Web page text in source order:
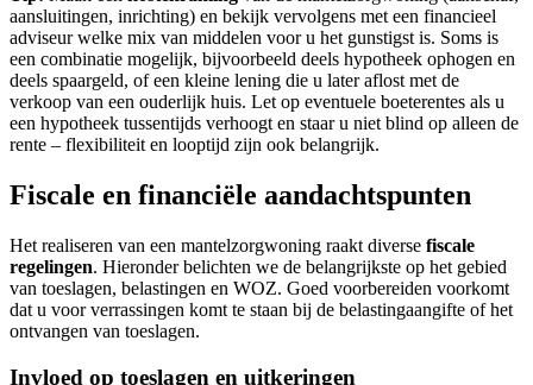
aansluitingen, inrichting) en bekijk vervolgens met een financieel
adviseur welke mix van middelen voor u het gunstigst is. Soms is
een combinatie mogelijk, bijvoorbeeld deels hypotheek ophogen en
deels spaargeld, of een kleine lening die u later aflost met de
verkoop van een ouderlijk huis. Let op eventuele boeterentes als u
een hypotheek tussentijds verhoogt en staar u niet blind op alleen de
rente – flexibiliteit en looptijd zijn ook belangrijk.
Fiscale en financiële aandachtspunten
Het realiseren van een mantelzorgwoning raakt diverse fiscale
regelingen. Hieronder belichten we de belangrijkste op het gebied
van toeslagen, belastingen en WOZ. Goed voorbereiden voorkomt
dat u voor verrassingen komt te staan bij de belastingaangifte of het
ontvangen van toeslagen.
Invloed op toeslagen en uitkeringen